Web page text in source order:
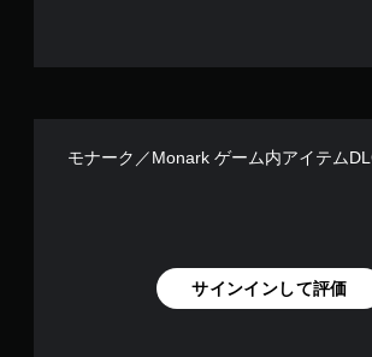
モナーク／Monark ゲーム内アイテム
サインインして評価